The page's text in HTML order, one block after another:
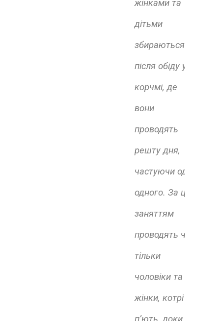
жінками та
дітьми
збираються
після обіду у
корчмі, де
вони
проводять
решту дня,
частуючи один
одного. За цим
заняттям
проводять час
тільки
чоловіки та
жінки, котрі